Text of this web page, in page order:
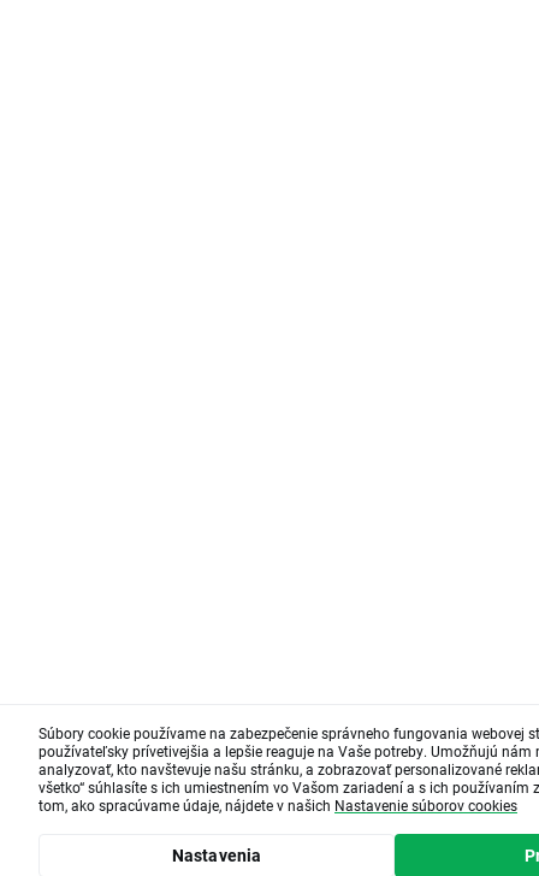
Súbory cookie používame na zabezpečenie správneho fungovania webovej
používateľsky prívetivejšia a lepšie reaguje na Vaše potreby. Umožňujú
analyzovať, kto navštevuje našu stránku, a zobrazovať personalizované
všetko“ súhlasíte s ich umiestnením vo Vašom zariadení a s ich používaním
tom, ako spracúvame údaje, nájdete v našich Nastavenie súborov cookies
Nastavenia